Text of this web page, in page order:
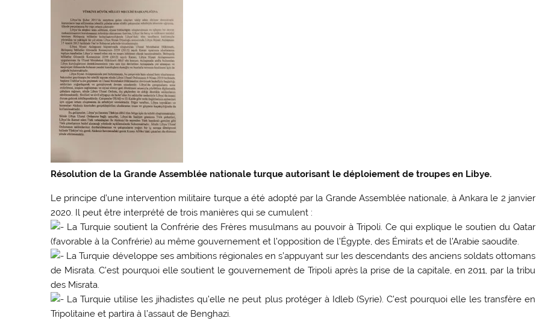
Résolution de la Grande Assemblée nationale turque autorisant le déploiement de troupes en Libye.
Le principe d’une intervention militaire turque a été adopté par la Grande Assemblée nationale, à Ankara le 2 janvier
2020. Il peut être interprété de trois manières qui se cumulent :
La Turquie soutient la Confrérie des Frères musulmans au pouvoir à Tripoli. Ce qui explique le soutien du Qatar
(favorable à la Confrérie) au même gouvernement et l’opposition de l’Égypte, des Émirats et de l’Arabie saoudite.
La Turquie développe ses ambitions régionales en s’appuyant sur les descendants des anciens soldats ottomans
de Misrata. C’est pourquoi elle soutient le gouvernement de Tripoli après la prise de la capitale, en 2011, par la tribu
des Misrata.
La Turquie utilise les jihadistes qu’elle ne peut plus protéger à Idleb (Syrie). C’est pourquoi elle les transfère en
Tripolitaine et partira à l’assaut de Benghazi.